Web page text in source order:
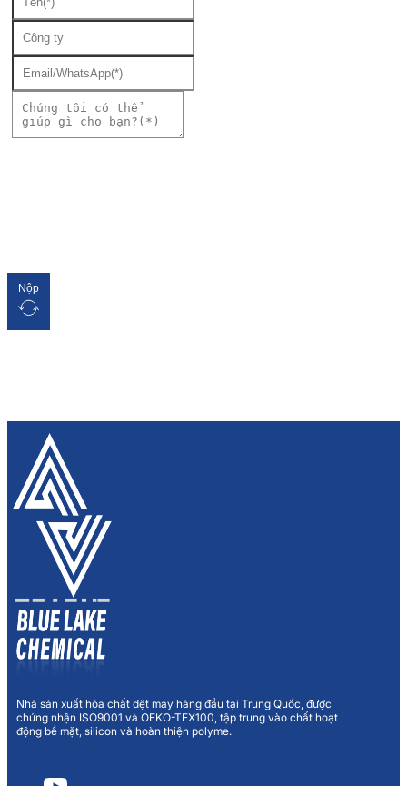
Nộp
Nhà sản xuất hóa chất dệt may hàng đầu tại Trung Quốc, được
chứng nhận ISO9001 và OEKO-TEX100, tập trung vào chất hoạt
động bề mặt, silicon và hoàn thiện polyme.